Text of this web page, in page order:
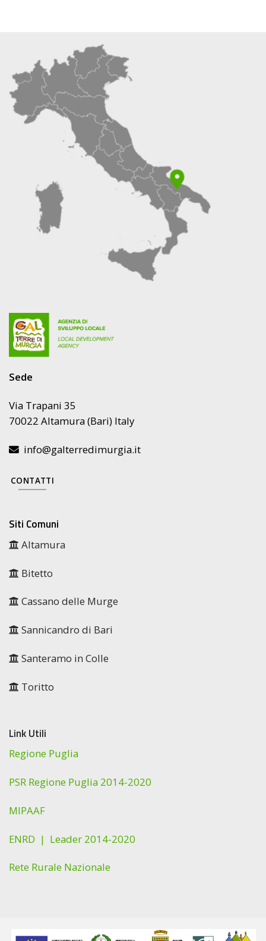
ELENCO
(SHORT
LIST)
INCARICHI
DI
CONSULENZA
NELL’ATTUAZIONE
DELLA
PROGRAMMAZIONE
LEADER
2023/2027
MURGIA
Sede
Via Trapani 35
70022 Altamura (Bari) Italy
info@galterredimurgia.it
CONTATTI
Siti Comuni
Altamura
Bitetto
Cassano delle Murge
Sannicandro di Bari
Santeramo in Colle
Toritto
Link Utili
Regione Puglia
PSR Regione Puglia 2014-2020
MIPAAF
ENRD | Leader 2014-2020
Rete Rurale Nazionale